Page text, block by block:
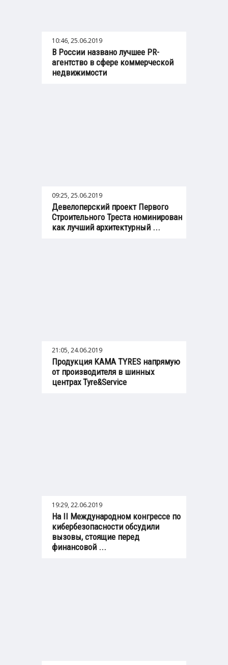
10:46, 25.06.2019
В России названо лучшее PR-
агентство в сфере коммерческой
недвижимости
09:25, 25.06.2019
Девелоперский проект Первого
Строительного Треста номинирован
как лучший архитектурный ...
21:05, 24.06.2019
Продукция KAMA TYRES напрямую
от производителя в шинных
центрах Tyre&Service
19:29, 22.06.2019
На II Международном конгрессе по
кибербезопасности обсудили
вызовы, стоящие перед
финансовой ...